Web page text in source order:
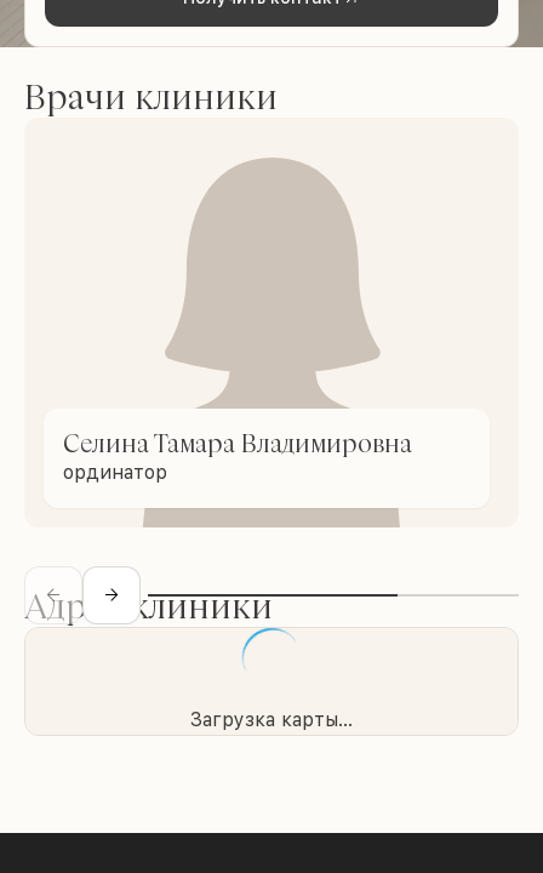
Врачи клиники
Селина Тамара Владимировна
ординатор
Адрес клиники
Загрузка карты...